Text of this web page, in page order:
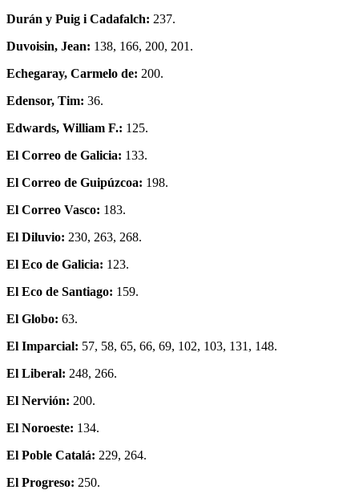
Durán y Puig i Cadafalch: 237.
Duvoisin, Jean: 138, 166, 200, 201.
Echegaray, Carmelo de: 200.
Edensor, Tim: 36.
Edwards, William F.: 125.
El Correo de Galicia: 133.
El Correo de Guipúzcoa: 198.
El Correo Vasco: 183.
El Diluvio: 230, 263, 268.
El Eco de Galicia: 123.
El Eco de Santiago: 159.
El Globo: 63.
El Imparcial: 57, 58, 65, 66, 69, 102, 103, 131, 148.
El Liberal: 248, 266.
El Nervión: 200.
El Noroeste: 134.
El Poble Catalá: 229, 264.
El Progreso: 250.